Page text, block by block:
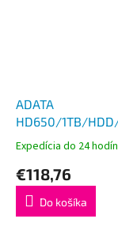
ADATA
HD650/1TB/
Čierna/3R
Expedícia do 24 hodín
€118,76
Do košíka